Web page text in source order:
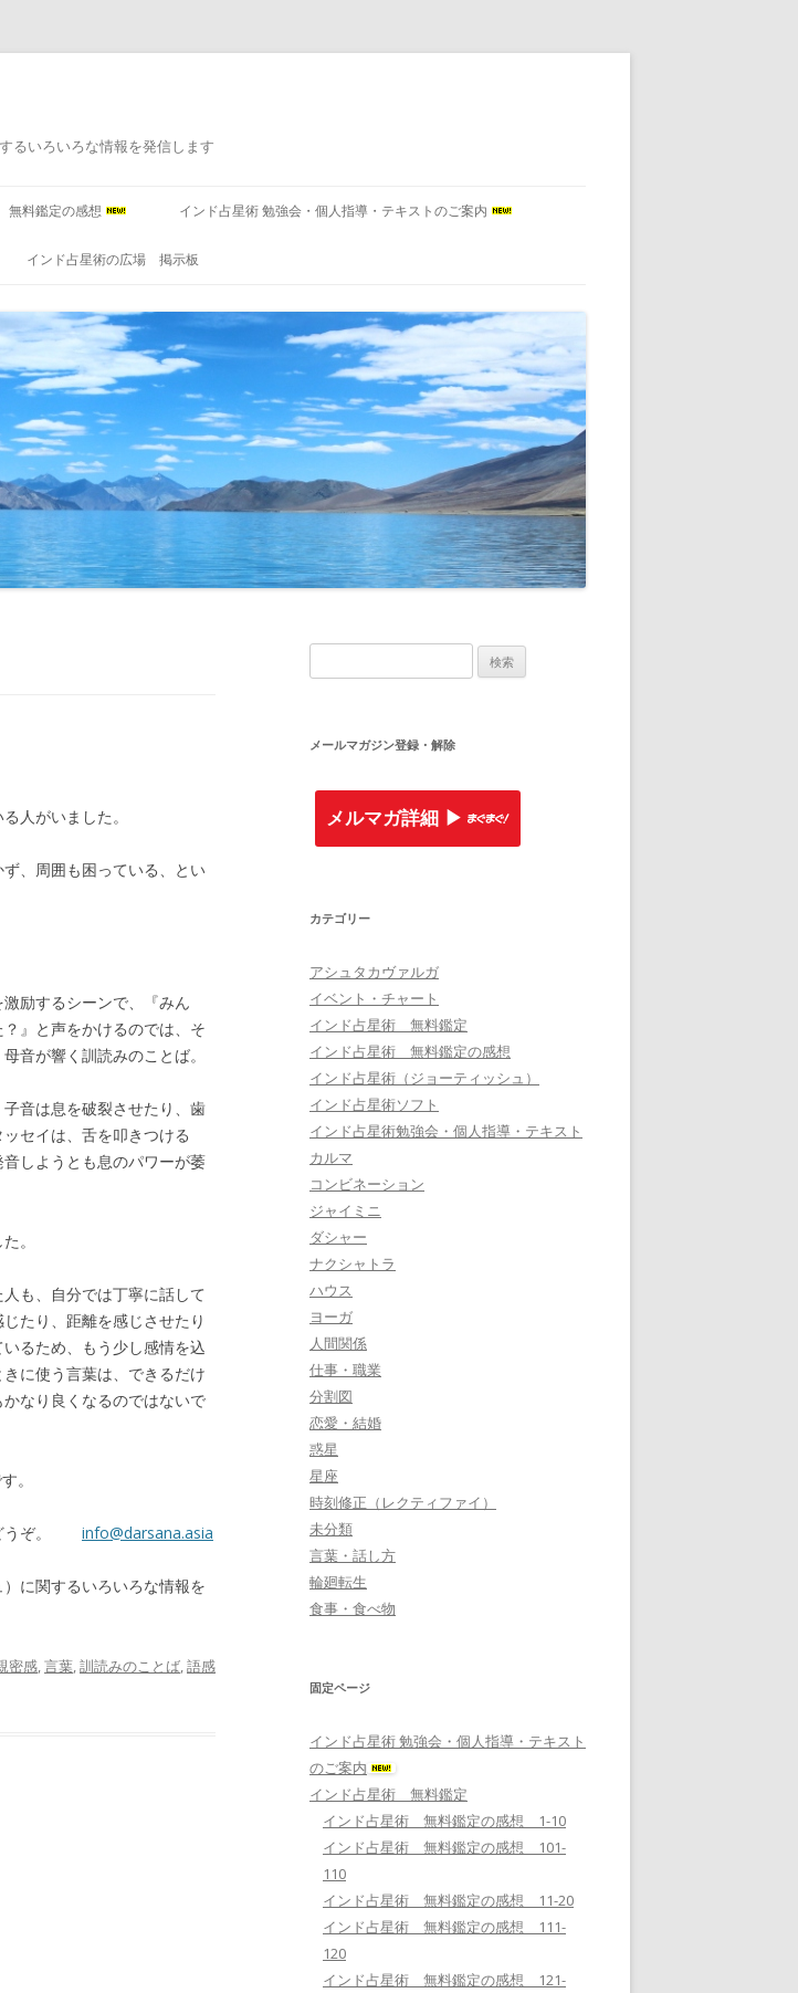
るいろいろな情報を発信します
料鑑定の感想 インド占星術 勉強会・個人指導・テキストのご案内
インド占星術の広場 掲示板
人がいました。
、周囲も困っている、とい
励するシーンで、『みん
』と声をかけるのでは、そ
音が響く訓読みのことば。
音は息を破裂させたり、歯
セイは、舌を叩きつける
しようとも息のパワーが萎
。
も、自分では丁寧に話して
たり、距離を感じさせたり
るため、もう少し感情を込
に使う言葉は、できるだけ
なり良くなるのではないで
。
どうぞ。 info@darsana.asia
に関するいろいろな情報を
密感,言葉,訓読みのことば,語感
メールマガジン登録・解除
メルマガ詳細 ▶︎
カテゴリー
アシュタカヴァルガ
イベント・チャート
インド占星術 無料鑑定
インド占星術 無料鑑定の感想
インド占星術（ジョーティッシュ）
インド占星術ソフト
インド占星術勉強会・個人指導・テキスト
カルマ
コンビネーション
ジャイミニ
ダシャー
ナクシャトラ
ハウス
ヨーガ
人間関係
仕事・職業
分割図
恋愛・結婚
惑星
星座
時刻修正（レクティファイ）
未分類
言葉・話し方
輪廻転生
食事・食べ物
固定ページ
インド占星術 勉強会・個人指導・テキスト
のご案内
インド占星術 無料鑑定
インド占星術 無料鑑定の感想 1-10
インド占星術 無料鑑定の感想 101-
110
インド占星術 無料鑑定の感想 11-20
インド占星術 無料鑑定の感想 111-
120
インド占星術 無料鑑定の感想 121-